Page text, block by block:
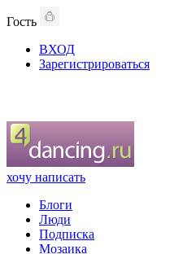
Гость
ВХОД
Зарегистрироваться
хочу написать
Блоги
Люди
Подписка
Мозаика